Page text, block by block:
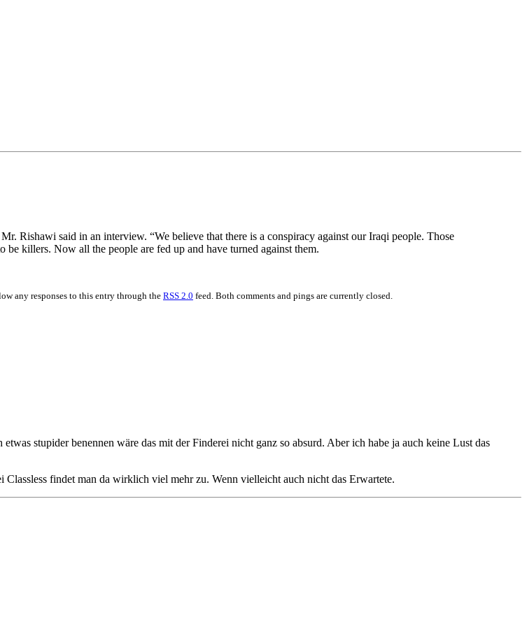
Rishawi said in an interview. “We believe that there is a conspiracy against our Iraqi people. Those
killers. Now all the people are fed up and have turned against them.
any responses to this entry through the RSS 2.0 feed. Both comments and pings are currently closed.
stupider benennen wäre das mit der Finderei nicht ganz so absurd. Aber ich habe ja auch keine Lust das
Classless findet man da wirklich viel mehr zu. Wenn vielleicht auch nicht das Erwartete.